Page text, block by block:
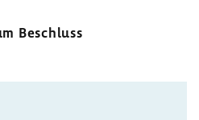
Beschluss